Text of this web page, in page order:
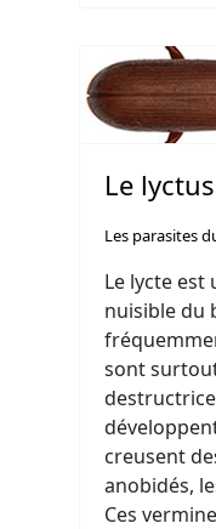
Le lyctus
Les parasites
Le lycte est
nuisible du
sont
creusent
anobidés,
Ces